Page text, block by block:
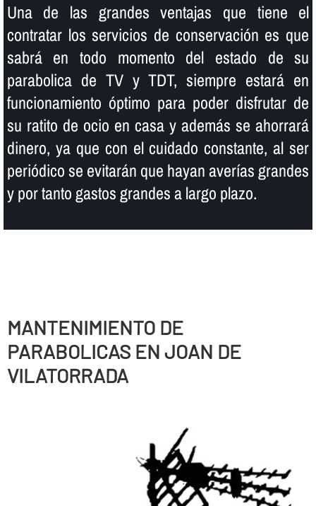
Una de las grandes ventajas que tiene el
contratar los servicios de conservación es que
sabrá en todo momento del estado de su
parabolica de TV y TDT, siempre estará en
funcionamiento óptimo para poder disfrutar de
su ratito de ocio en casa y además se ahorrará
dinero, ya que con el cuidado constante, al ser
periódico se evitarán que hayan averí­as grandes
y por tanto gastos grandes a largo plazo.
MANTENIMIENTO DE
PARABOLICAS EN JOAN DE
VILATORRADA